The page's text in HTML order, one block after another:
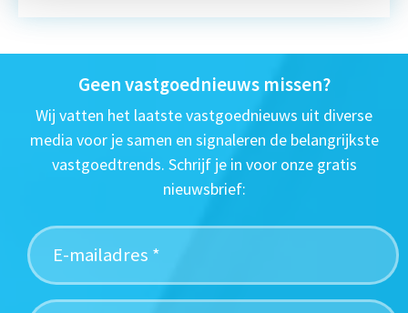
Geen vastgoednieuws missen?
Wij vatten het laatste vastgoednieuws uit diverse
media voor je samen en signaleren de belangrijkste
vastgoedtrends. Schrijf je in voor onze gratis
nieuwsbrief: